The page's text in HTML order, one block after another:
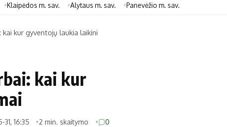
Klaipėdos m. sav. Alytaus m. sav. Panevėžio m. sav.
kur gyventojų laukia laikini
kai kur
16:35 2 min. skaitymo 0